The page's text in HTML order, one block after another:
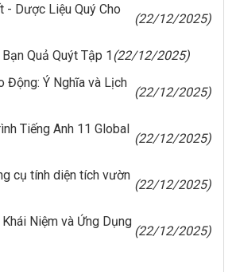
- Dược Liệu Quý Cho
(22/12/2025)
Quả Quýt Tập 1(22/12/2025)
Động: Ý Nghĩa và Lịch
(22/12/2025)
Tiếng Anh 11 Global
(22/12/2025)
cụ tính diện tích vườn
(22/12/2025)
Niệm và Ứng Dụng
(22/12/2025)